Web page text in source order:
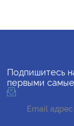
Подпишитесь
первыми